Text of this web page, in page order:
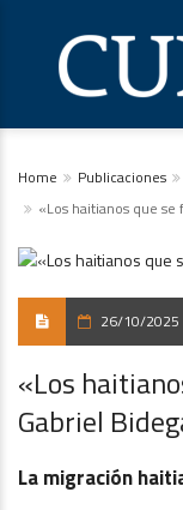
Home Publicaciones
«Los haitianos que
26/10/2025
«Los
Gabriel
La migración